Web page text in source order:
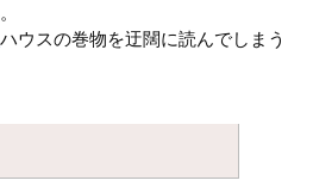
ハウスの巻物を迂闊に読んでしまう